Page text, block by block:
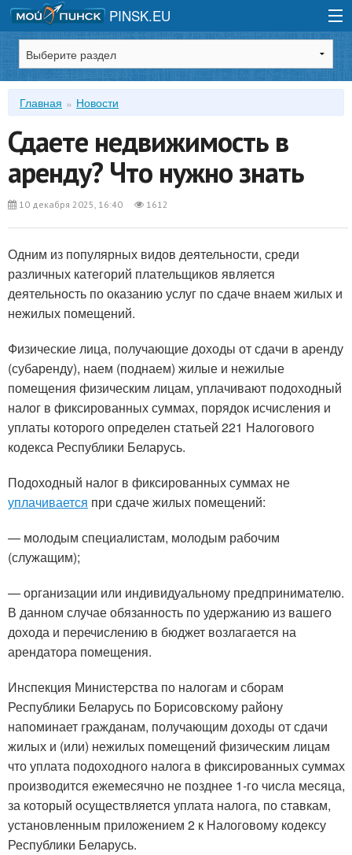
PINSK.EU
Зарегистрироваться
Главная Новости
Сдаете недвижимость в
аренду? Что нужно знать
10 декабря 2025, 16:40 1612
Одним из популярных видов деятельности, среди
различных категорий плательщиков является
деятельность по оказанию услуг по сдаче внаем жилых и
нежилых помещений.
Физические лица, получающие доходы от сдачи в аренду
(субаренду), наем (поднаем) жилые и нежилые
помещения физическим лицам, уплачивают подоходный
налог в фиксированных суммах, порядок исчисления и
уплаты которого определен статьей 221 Налогового
кодекса Республики Беларусь.
Подоходный налог в фиксированных суммах не
уплачивается при сдаче жилых помещений:
— молодым специалистам, молодым рабочим
(служащим);
— организации или индивидуальному предпринимателю.
В данном случае обязанность по удержанию из вашего
дохода и перечислению в бюджет возлагается на
арендатора помещения.
Инспекция Министерства по налогам и сборам
Республики Беларусь по Борисовскому району
напоминает гражданам, получающим доходы от сдачи
жилых и (или) нежилых помещений физическим лицам
что уплата подоходного налога в фиксированных суммах
производится ежемесячно не позднее 1-го числа месяца,
за который осуществляется уплата налога, по ставкам,
установленным приложением 2 к Налоговому кодексу
Республики Беларусь.